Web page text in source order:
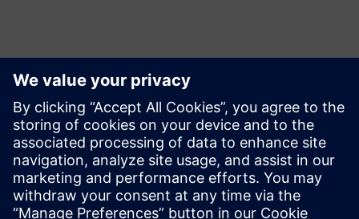
Utforsk ressurser og
relaterte produkter
Tilleggsinformasjon og ressurser
Casestudie